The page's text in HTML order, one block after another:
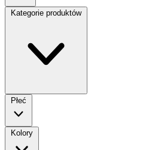
Kategorie produktów
Płeć
Kolory